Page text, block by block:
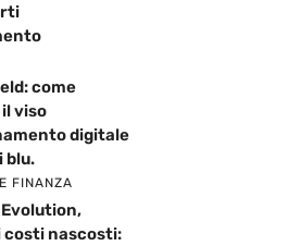
come
viso
digitale
blu.
FINANZA
nascosti: